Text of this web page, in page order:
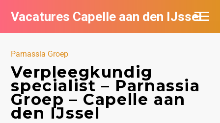
Vacatures Capelle aan den IJssel
Parnassia Groep
Verpleegkundig
specialist – Parnassia
Groep – Capelle aan
den IJssel